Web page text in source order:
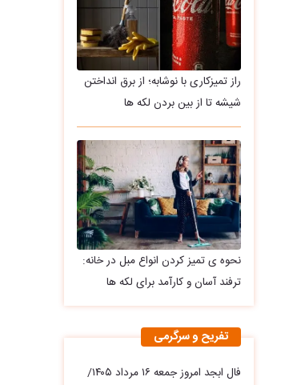
راز تمیزکاری با نوشابه؛ از برق انداختن
شیشه تا از بین بردن لکه ها
نحوه ی تمیز کردن انواع مبل در خانه:
ترفند آسان و کارآمد برای لکه ها
تفریح و سرگرمی
فال ابجد امروز جمعه ۱۶ مرداد ۱۴۰۵/